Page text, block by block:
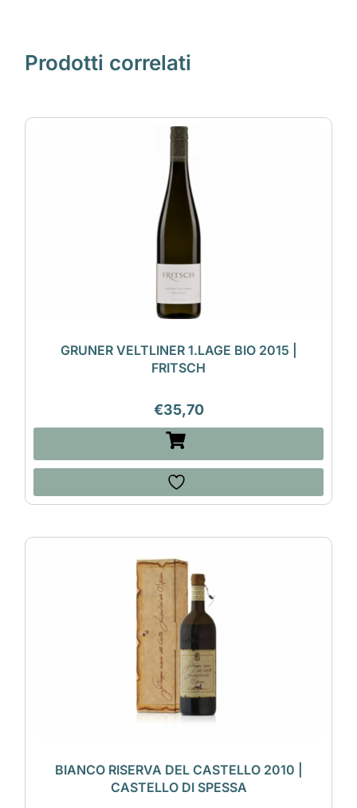
Prodotti correlati
GRUNER VELTLINER 1.LAGE BIO 2015 |
FRITSCH
€35,70
BIANCO RISERVA DEL CASTELLO 2010 |
CASTELLO DI SPESSA